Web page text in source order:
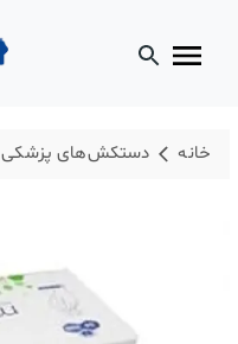
خانه دستکش‌های پزشکی